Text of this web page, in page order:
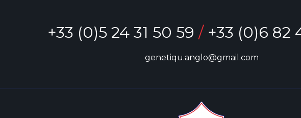
+33 (0)5 24 31 50 59 / +33 (0)6 82
genetiqu.anglo@gmail.com